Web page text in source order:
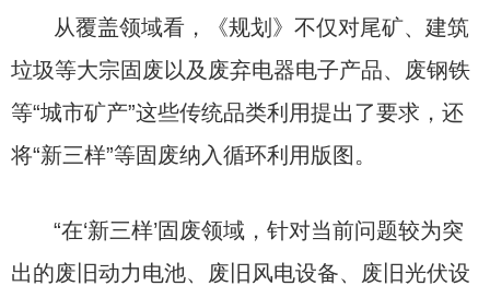
从覆盖领域看，《规划》不仅对尾矿、建筑
垃圾等大宗固废以及废弃电器电子产品、废钢铁
等“城市矿产”这些传统品类利用提出了要求，还
将“新三样”等固废纳入循环利用版图。
“在‘新三样’固废领域，针对当前问题较为突
出的废旧动力电池、废旧风电设备、废旧光伏设